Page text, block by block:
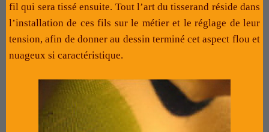
fil qui sera tissé ensuite. Tout l’art du tisserand réside dans
l’installation de ces fils sur le métier et le réglage de leur
tension, afin de donner au dessin terminé cet aspect flou et
nuageux si caractéristique.